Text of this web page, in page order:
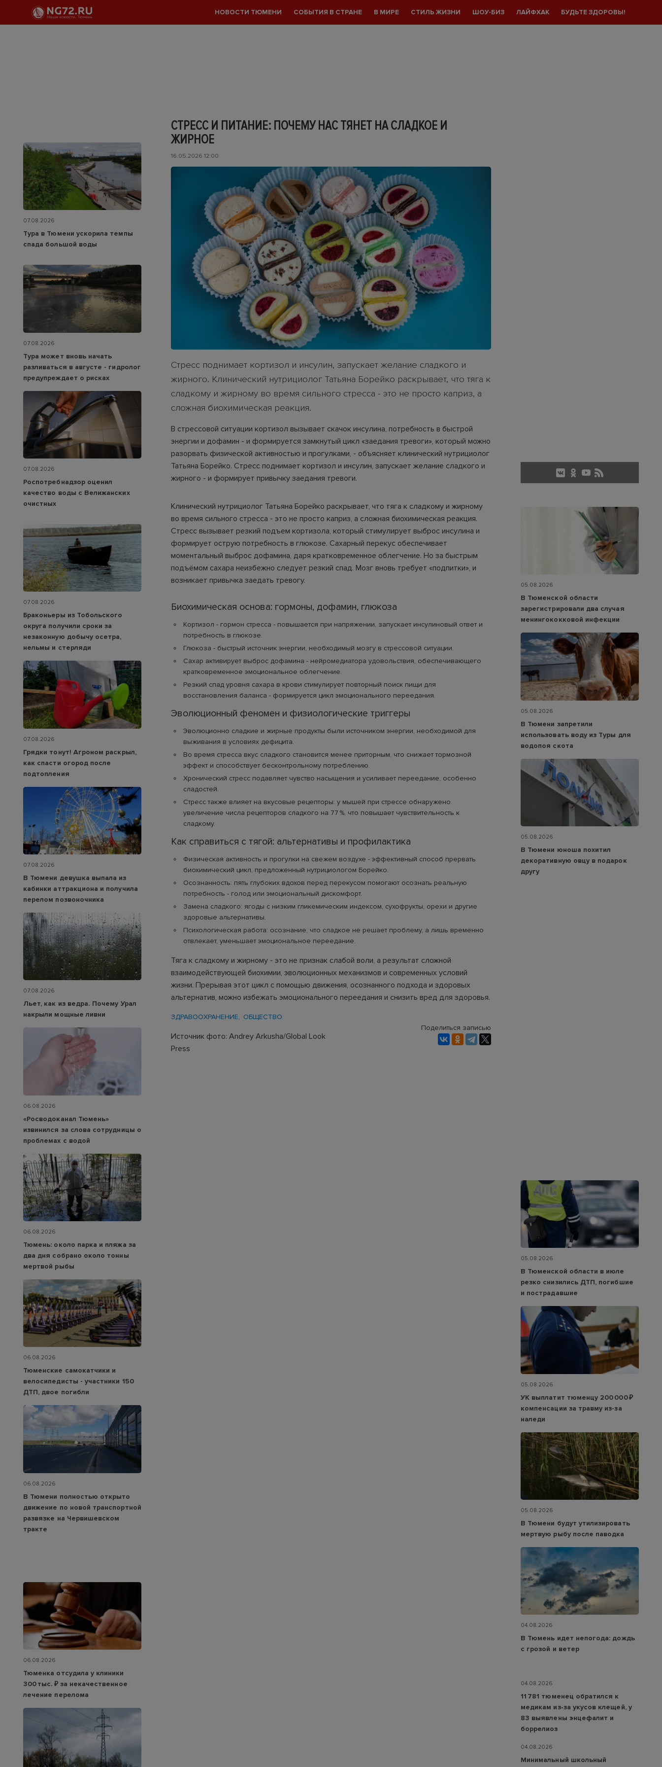
НОВОСТИ ТЮМЕНИ СОБЫТИЯ В СТРАНЕ В МИРЕ СТИЛЬ ЖИЗНИ ШОУ-БИЗ ЛАЙФХАК БУДЬТЕ ЗДОРОВЫ!
СТРЕСС И ПИТАНИЕ: ПОЧЕМУ НАС ТЯНЕТ НА СЛАДКОЕ И
ЖИРНОЕ
16.05.2026 12:00
Стресс поднимает кортизол и инсулин, запускает желание сладкого и
жирного. Клинический нутрициолог Татьяна Борейко раскрывает, что тяга к
сладкому и жирному во время сильного стресса - это не просто каприз, а
сложная биохимическая реакция.
В стрессовой ситуации кортизол вызывает скачок инсулина, потребность в быстрой
энергии и дофамин - и формируется замкнутый цикл «заедания тревоги», который можно
разорвать физической активностью и прогулками, - объясняет клинический нутрициолог
Татьяна Борейко. Стресс поднимает кортизол и инсулин, запускает желание сладкого и
жирного - и формирует привычку заедания тревоги.
Клинический нутрициолог Татьяна Борейко раскрывает, что тяга к сладкому и жирному
во время сильного стресса - это не просто каприз, а сложная биохимическая реакция.
Стресс вызывает резкий подъем кортизола, который стимулирует выброс инсулина и
формирует острую потребность в глюкозе. Сахарный перекус обеспечивает
моментальный выброс дофамина, даря кратковременное облегчение. Но за быстрым
подъёмом сахара неизбежно следует резкий спад. Мозг вновь требует «подпитки», и
возникает привычка заедать тревогу.
Биохимическая основа: гормоны, дофамин, глюкоза
Кортизол - гормон стресса - повышается при напряжении, запускает инсулиновый ответ и
потребность в глюкозе.
Глюкоза - быстрый источник энергии, необходимый мозгу в стрессовой ситуации.
Сахар активирует выброс дофамина - нейромедиатора удовольствия, обеспечивающего
кратковременное эмоциональное облегчение.
Резкий спад уровня сахара в крови стимулирует повторный поиск пищи для
восстановления баланса - формируется цикл эмоционального переедания.
Эволюционный феномен и физиологические триггеры
Эволюционно сладкие и жирные продукты были источником энергии, необходимой для
выживания в условиях дефицита.
Во время стресса вкус сладкого становится менее приторным, что снижает тормозной
эффект и способствует бесконтрольному потреблению.
Хронический стресс подавляет чувство насыщения и усиливает переедание, особенно
сладостей.
Стресс также влияет на вкусовые рецепторы: у мышей при стрессе обнаружено
увеличение числа рецепторов сладкого на 77 %, что повышает чувствительность к
сладкому.
Как справиться с тягой: альтернативы и профилактика
Физическая активность и прогулки на свежем воздухе - эффективный способ прервать
биохимический цикл, предложенный нутрициологом Борейко.
Осознанность: пять глубоких вдохов перед перекусом помогают осознать реальную
потребность - голод или эмоциональный дискомфорт.
Замена сладкого: ягоды с низким гликемическим индексом, сухофрукты, орехи и другие
здоровые альтернативы.
Психологическая работа: осознание, что сладкое не решает проблему, а лишь временно
отвлекает, уменьшает эмоциональное переедание.
Тяга к сладкому и жирному - это не признак слабой воли, а результат сложной
взаимодействующей биохимии, эволюционных механизмов и современных условий
жизни. Прерывая этот цикл с помощью движения, осознанного подхода и здоровых
альтернатив, можно избежать эмоционального переедания и снизить вред для здоровья.
ЗДРАВООХРАНЕНИЕ ОБЩЕСТВО
Источник фото: Andrey Arkusha/Global Look
Press
Поделиться записью
07.08.2026
Тура в Тюмени ускорила темпы
спада большой воды
07.08.2026
Тура может вновь начать
разливаться в августе - гидролог
предупреждает о рисках
07.08.2026
Роспотребнадзор оценил
качество воды с Велижанских
очистных
07.08.2026
Браконьеры из Тобольского
округа получили сроки за
незаконную добычу осетра,
нельмы и стерляди
07.08.2026
Грядки тонут! Агроном раскрыл,
как спасти огород после
подтопления
07.08.2026
В Тюмени девушка выпала из
кабинки аттракциона и получила
перелом позвоночника
07.08.2026
Льет, как из ведра. Почему Урал
накрыли мощные ливни
06.08.2026
«Росводоканал Тюмень»
извинился за слова сотрудницы о
проблемах с водой
06.08.2026
Тюмень: около парка и пляжа за
два дня собрано около тонны
мертвой рыбы
06.08.2026
Тюменские самокатчики и
велосипедисты - участники 150
ДТП, двое погибли
06.08.2026
В Тюмени полностью открыто
движение по новой транспортной
развязке на Червишевском
тракте
06.08.2026
Тюменка отсудила у клиники
300 тыс. ₽ за некачественное
лечение перелома
05.08.2026
В Тюменской области
зарегистрировали два случая
менингококковой инфекции
05.08.2026
В Тюмени запретили
использовать воду из Туры для
водопоя скота
05.08.2026
В Тюмени юноша похитил
декоративную овцу в подарок
другу
05.08.2026
В Тюменской области в июле
резко снизились ДТП, погибшие
и пострадавшие
05.08.2026
УК выплатит тюменцу 200 000 ₽
компенсации за травму из-за
наледи
05.08.2026
В Тюмени будут утилизировать
мертвую рыбу после паводка
04.08.2026
В Тюмень идет непогода: дождь
с грозой и ветер
04.08.2026
11 781 тюменец обратился к
медикам из‑за укусов клещей, у
83 выявлены энцефалит и
боррелиоз
04.08.2026
Минимальный школьный